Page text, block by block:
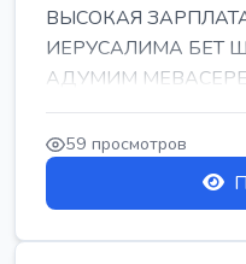
ВЫСОКАЯ
ИЕРУСАЛИМА БЕТ
АДУМИМ
ПОДАРКИ
59 просмотров